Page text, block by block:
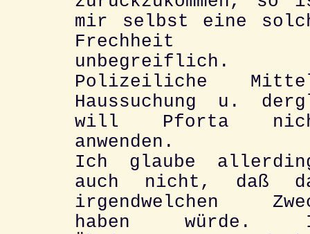
mir selbst eine
Frechheit
unbegreiflich.
Polizeiliche
Haussuchung u.
will Pforta
anwenden.
Ich glaube
auch nicht, daß
irgendwelchen
haben würde.